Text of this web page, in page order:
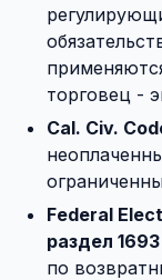
торговец -
Cal. Civ.
Federal
раздел
по